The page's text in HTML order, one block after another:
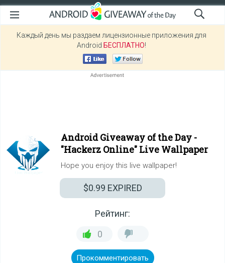
Каждый день мы раздаем лицензионные приложения для
Android БЕСПЛАТНО!
Android Giveaway of the Day -
"Hackerz Online" Live Wallpaper
Hope you enjoy this live wallpaper!
$0.99 EXPIRED
Рейтинг:
0
Прокомментировать